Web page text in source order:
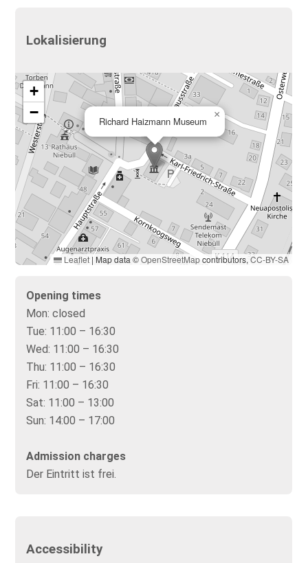
Lokalisierung
Richard Haizmann Museum
×
+
−
Leaflet | Map data ©OpenStreetMapcontributors,CC-BY-SA
Opening times
Mon: closed
Tue: 11:00 – 16:30
Wed: 11:00 – 16:30
Thu: 11:00 – 16:30
Fri: 11:00 – 16:30
Sat: 11:00 – 13:00
Sun: 14:00 – 17:00
Admission charges
Der Eintritt ist frei.
Accessibility